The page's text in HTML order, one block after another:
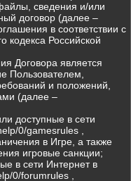
сведения и/или
договор (далее –
в соответствии с
кодекса Российской
Договора является
Пользователем,
и положений,
(далее –
доступные в сети
0/gamesrules ,
в Игре, а также
игровые санкции;
в сети Интернет в
0/forumrules ,